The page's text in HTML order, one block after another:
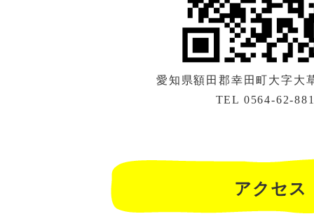
愛知県額田郡幸田町大字大
TEL 0564-62-
アクセス